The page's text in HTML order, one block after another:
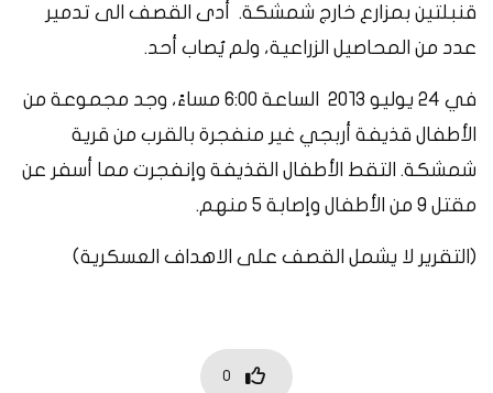
قنبلتين بمزارع خارج شمشكة. أدى القصف الى تدمير
عدد من المحاصيل الزراعية، ولم يُصاب أحد.
في ٢٤ يوليو ٢٠١٣ الساعة ٦:٠٠ مساءً، وجد مجموعة من
الأطفال قذيفة أربجي غير منفجرة بالقرب من قرية
شمشكة. التقط الأطفال القذيفة وإنفجرت مما أسفر عن
مقتل ٩ من الأطفال وإصابة ٥ منهم.
(التقرير لا يشمل القصف على الاهداف العسكرية)
0